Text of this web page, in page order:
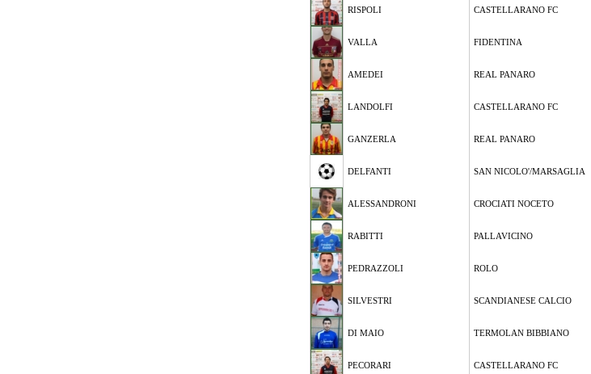
RISPOLI CASTELLARANO FC
VALLA FIDENTINA
AMEDEI REAL PANARO
LANDOLFI CASTELLARANO FC
GANZERLA REAL PANARO
DELFANTI SAN NICOLO'/MARSAGLIA
ALESSANDRONI CROCIATI NOCETO
RABITTI PALLAVICINO
PEDRAZZOLI ROLO
SILVESTRI SCANDIANESE CALCIO
DI MAIO TERMOLAN BIBBIANO
PECORARI CASTELLARANO FC